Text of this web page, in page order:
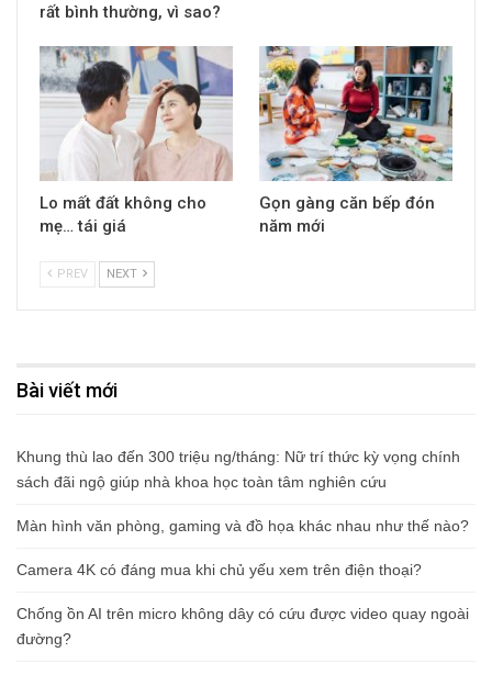
rất bình thường, vì sao?
Lo mất đất không cho
mẹ… tái giá
Gọn gàng căn bếp đón
năm mới
PREV NEXT
Bài viết mới
Khung thù lao đến 300 triệu ng/tháng: Nữ trí thức kỳ vọng chính
sách đãi ngộ giúp nhà khoa học toàn tâm nghiên cứu
Màn hình văn phòng, gaming và đồ họa khác nhau như thế nào?
Camera 4K có đáng mua khi chủ yếu xem trên điện thoại?
Chống ồn AI trên micro không dây có cứu được video quay ngoài
đường?